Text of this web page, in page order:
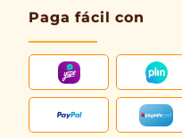
Paga fácil con